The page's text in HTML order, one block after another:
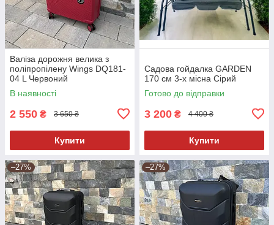
Валіза дорожня велика з
поліпропілену Wings DQ181-
04 L Червоний
В наявності
2 550 ₴ 3 650 ₴
Купити
Садова гойдалка GARDEN
170 см 3-х місна Сірий
Готово до відправки
3 200 ₴ 4 400 ₴
Купити
–27% –27%